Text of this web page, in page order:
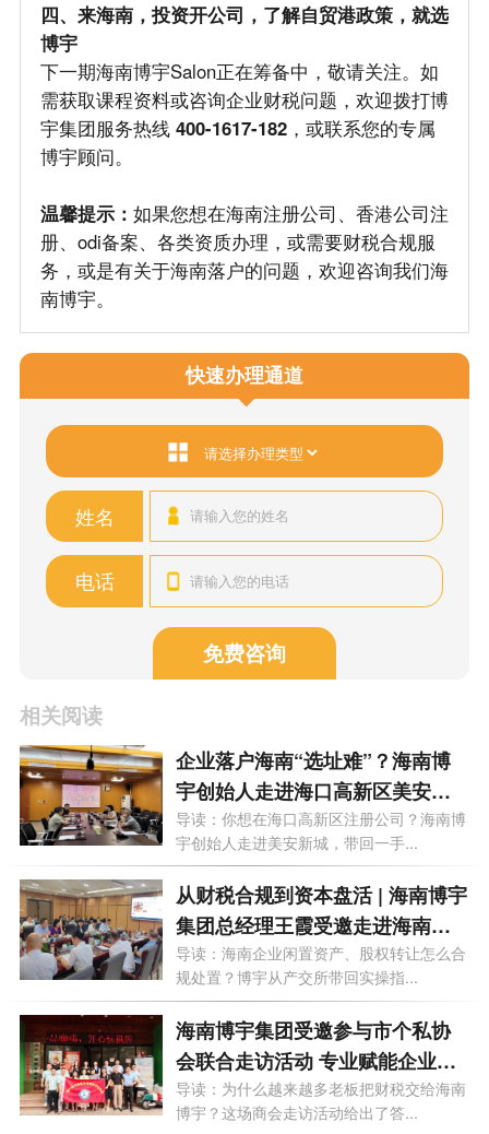
四、来海南，投资开公司，了解自贸港政策，就选
博宇
下一期海南博宇Salon正在筹备中，敬请关注。如
需获取课程资料或咨询企业财税问题，欢迎拨打博
宇集团服务热线 400-1617-182，或联系您的专属
博宇顾问。
温馨提示： 如果您想在海南注册公司、香港公司注
册、odi备案、各类资质办理，或需要财税合规服
务，或是有关于海南落户的问题，欢迎咨询我们海
南博宇。
快速办理通道
姓名
电话
免费咨询
相关阅读
企业落户海南“选址难”？海南博
宇创始人走进海口高新区美安新
城，为您精准匹配园区政策！
导读：你想在海口高新区注册公司？海南博
宇创始人走进美安新城，带回一手...
从财税合规到资本盘活 | 海南博宇
集团总经理王霞受邀走进海南产
交所
导读：海南企业闲置资产、股权转让怎么合
规处置？博宇从产交所带回实操指...
海南博宇集团受邀参与市个私协
会联合走访活动 专业赋能企业老
板财务思维升级
导读：为什么越来越多老板把财税交给海南
博宇？这场商会走访活动给出了答...